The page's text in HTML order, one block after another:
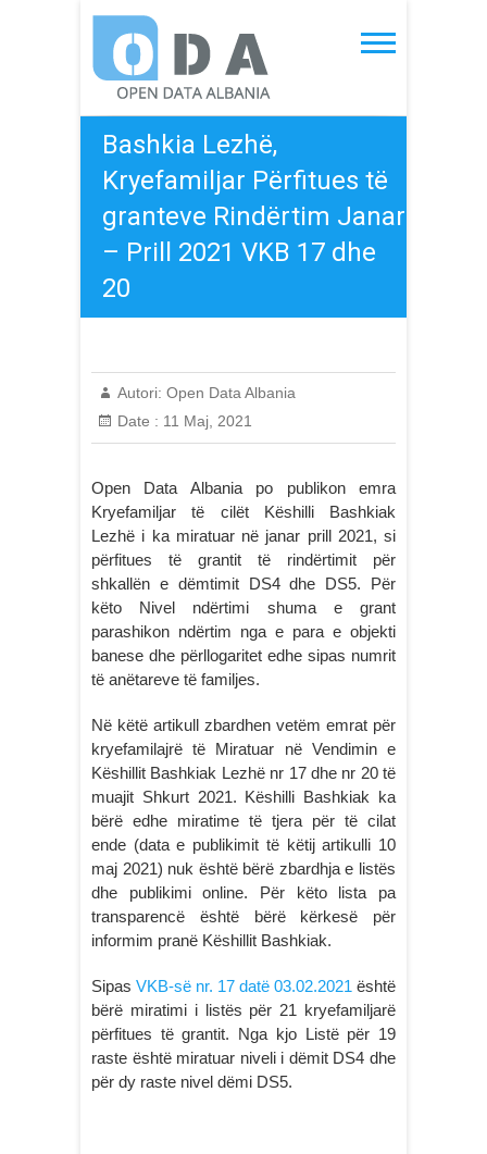
content
Open Data Albania
Bashkia Lezhë,
Kryefamiljar Përfitues të
granteve Rindërtim Janar
– Prill 2021 VKB 17 dhe
20
Autori: Open Data Albania
Date : 11 Maj, 2021
Open Data Albania po publikon emra
Kryefamiljar të cilët Këshilli Bashkiak
Lezhë i ka miratuar në janar prill 2021, si
përfitues të grantit të rindërtimit për
shkallën e dëmtimit DS4 dhe DS5. Për
këto Nivel ndërtimi shuma e grant
parashikon ndërtim nga e para e objekti
banese dhe përllogaritet edhe sipas numrit
të anëtareve të familjes.
Në këtë artikull zbardhen vetëm emrat për
kryefamilajrë të Miratuar në Vendimin e
Këshillit Bashkiak Lezhë nr 17 dhe nr 20 të
muajit Shkurt 2021. Këshilli Bashkiak ka
bërë edhe miratime të tjera për të cilat
ende (data e publikimit të këtij artikulli 10
maj 2021) nuk është bërë zbardhja e listës
dhe publikimi online. Për këto lista pa
transparencë është bërë kërkesë për
informim pranë Këshillit Bashkiak.
Sipas VKB-së nr. 17 datë 03.02.2021 është
bërë miratimi i listës për 21 kryefamiljarë
përfitues të grantit. Nga kjo Listë për 19
raste është miratuar niveli i dëmit DS4 dhe
për dy raste nivel dëmi DS5.